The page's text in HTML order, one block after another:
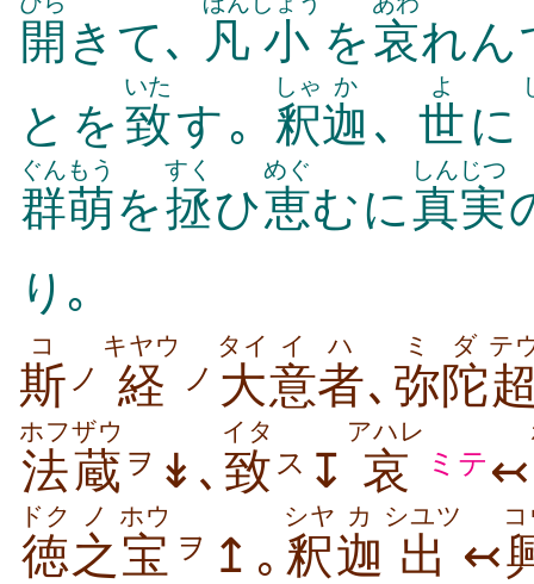
開 きて､ 凡 小 を哀れん
とを 致
いた
す｡ 釈
しゃ
迦
か
､ 世
よ
に
群萌
ぐんもう
を拯
すく
ひ恵
めぐ
むに真実
しんじつ
り｡
斯
コ
ノ 経
キヤウ
ノ 大
タイ
意
イ
者
ハ
､ 弥
ミ
陀
ダ テ
法
ホフ
蔵
ザウ
ヲ ↡､ 致
イタ
ス ↧ 哀
アハレ
ミテ ↢
徳
ドク
之
ノ
宝
ホウ
ヲ ↥｡ 釈
シヤ
迦
カ
出
シユツ
↢